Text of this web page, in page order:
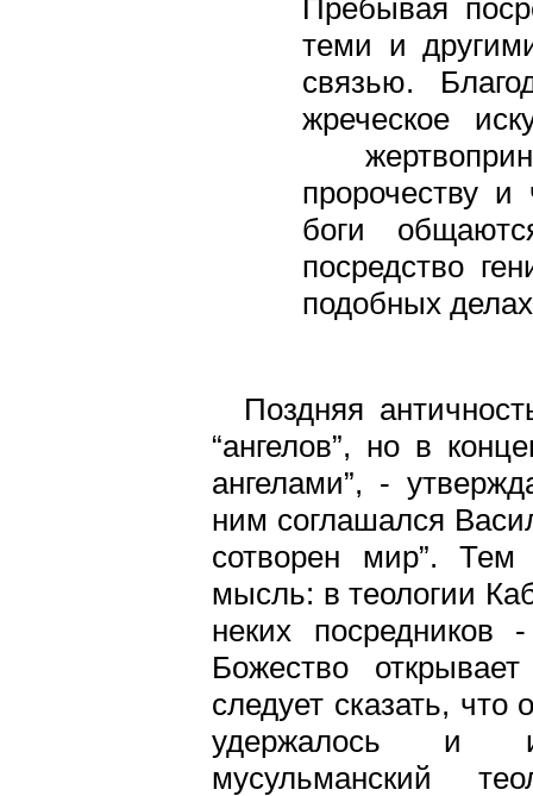
Пребывая
теми и
связью.
жреческое
пророчеству
боги
посредство
подобных
Поздняя
“ангелов”, но в
ангелами”, -
ним соглашался
сотворен мир”.
мысль: в теологии
неких посредников
Божество
следует сказать,
удержалось и
мусульманский